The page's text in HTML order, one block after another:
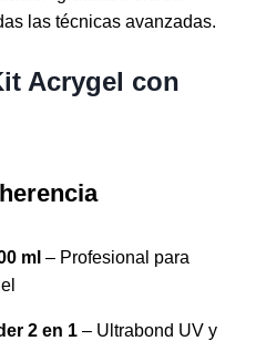
las técnicas avanzadas.
Acrygel con
ml – Profesional para
2 en 1 – Ultrabond UV y